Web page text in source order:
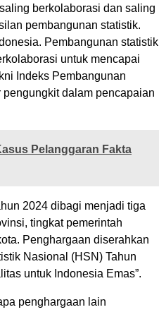
berkolaborasi dan saling
pembangunan statistik.
Pembangunan statistik
untuk mencapai
Indeks Pembangunan
dalam pencapaian
Pelanggaran Fakta
2024 dibagi menjadi tiga
tingkat pemerintah
Penghargaan diserahkan
Nasional (HSN) Tahun
untuk Indonesia Emas”.
penghargaan lain